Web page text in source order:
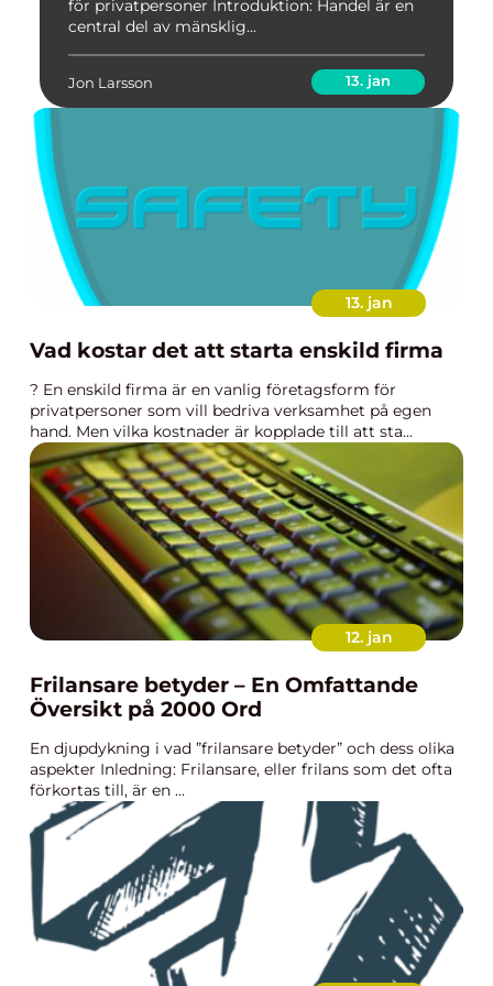
för privatpersoner Introduktion: Handel är en
central del av mänsklig...
Jon Larsson 13. jan
13. jan
Vad kostar det att starta enskild firma
? En enskild firma är en vanlig företagsform för
privatpersoner som vill bedriva verksamhet på egen
hand. Men vilka kostnader är kopplade till att sta...
12. jan
Frilansare betyder – En Omfattande
Översikt på 2000 Ord
En djupdykning i vad ”frilansare betyder” och dess olika
aspekter Inledning: Frilansare, eller frilans som det ofta
förkortas till, är en ...